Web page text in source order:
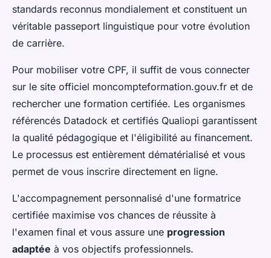
standards reconnus mondialement et constituent un
véritable passeport linguistique pour votre évolution
de carrière.
Pour mobiliser votre CPF, il suffit de vous connecter
sur le site officiel moncompteformation.gouv.fr et de
rechercher une formation certifiée. Les organismes
référencés Datadock et certifiés Qualiopi garantissent
la qualité pédagogique et l'éligibilité au financement.
Le processus est entièrement dématérialisé et vous
permet de vous inscrire directement en ligne.
L'accompagnement personnalisé d'une formatrice
certifiée maximise vos chances de réussite à
l'examen final et vous assure une progression
adaptée à vos objectifs professionnels.